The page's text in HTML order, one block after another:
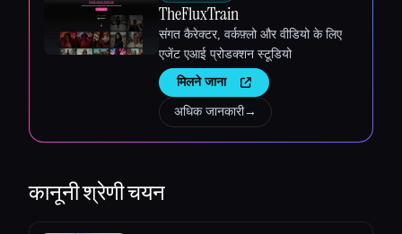
TheFluxTrain
संगत कैरेक्टर, वर्कफ़्लो और वीडियो के लिए
एजेंट एआई प्रोडक्शन स्टूडियो
मिलने जाना
अधिक जानकारी→
कानूनीश्रेणी चयन